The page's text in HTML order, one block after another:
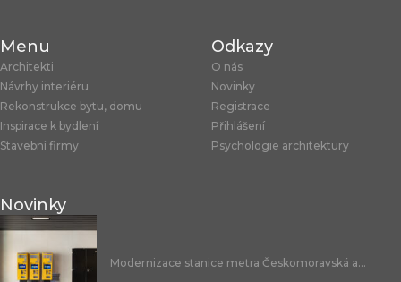
Menu
Architekti
Návrhy interiéru
Rekonstrukce bytu, domu
Inspirace k bydlení
Stavební firmy
Odkazy
O nás
Novinky
Registrace
Přihlášení
Psychologie architektury
Novinky
Modernizace stanice metra Českomoravská a...